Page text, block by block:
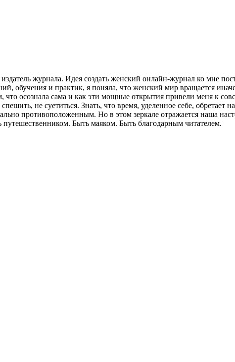
журнала. Идея создать женский онлайн-журнал ко мне
обучения и практик, я поняла, что женский мир вращается
осознала сама и как эти мощные открытия привели меня к
не суетиться. Знать, что время, уделенное себе,
противоположенным. Но в этом зеркале отражается наша
Быть маяком. Быть благодарным читателем.